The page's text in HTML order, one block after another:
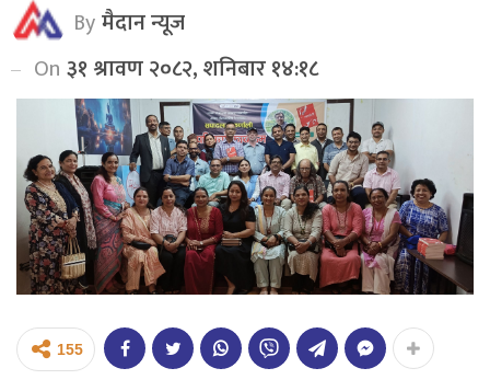
Byमैदान न्यूज
On ३१ श्रावण २०८२, शनिबार १४:१८
155